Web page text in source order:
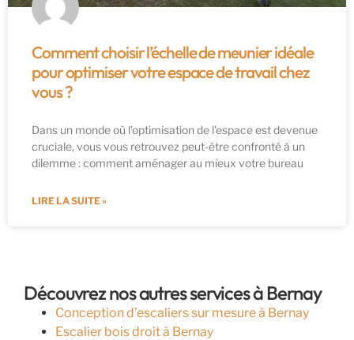
Comment choisir l’échelle de meunier idéale
pour optimiser votre espace de travail chez
vous ?
Dans un monde où l’optimisation de l’espace est devenue
cruciale, vous vous retrouvez peut-être confronté à un
dilemme : comment aménager au mieux votre bureau
LIRE LA SUITE »
Découvrez nos autres services à Bernay
Conception d’escaliers sur mesure à Bernay
Escalier bois droit à Bernay